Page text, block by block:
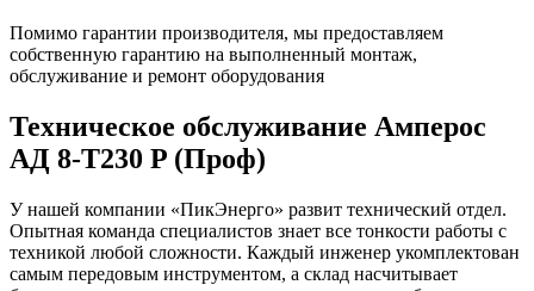
Помимо гарантии производителя, мы предоставляем
собственную гарантию на выполненный монтаж,
обслуживание и ремонт оборудования
Техническое обслуживание Амперос
АД 8-Т230 P (Проф)
У нашей компании «ПикЭнерго» развит технический отдел.
Опытная команда специалистов знает все тонкости работы с
техникой любой сложности. Каждый инженер укомплектован
самым передовым инструментом, а склад насчитывает